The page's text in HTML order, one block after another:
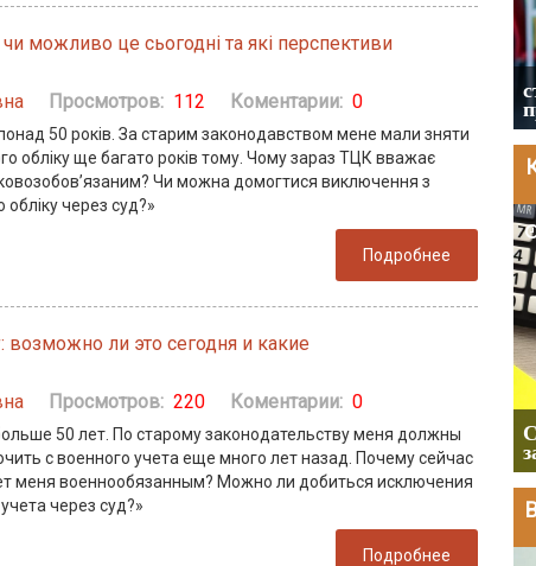
можливо це сьогодні та які перспективи
Просмотров: 112 Коментарии: 0
50 років. За старим законодавством мене мали зняти
обліку ще багато років тому. Чому зараз ТЦК вважає
Чи можна домогтися виключення з
обліку через суд?»
Подробнее
возможно ли это сегодня и какие
Просмотров: 220 Коментарии: 0
50 лет. По старому законодательству меня должны
с военного учета еще много лет назад. Почему сейчас
меня военнообязанным? Можно ли добиться исключения
через суд?»
Подробнее
Отсрочка от мобилизация. Изменения.
инвалидам, отсрочка многодетным и
студентам
Чи потрібна ФОП печатка у 2026 році:
правила застосування, роз'яснення ДПС
та відповіді на головні запитання